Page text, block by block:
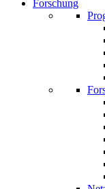
Forschung